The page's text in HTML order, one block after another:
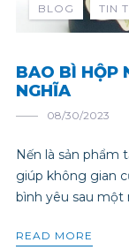
BLOG TIN
BAO BÌ HỘP
NGHĨA
08/30/2023
Nến là sản phẩm
giúp không gian
bình yêu sau một
READ MORE